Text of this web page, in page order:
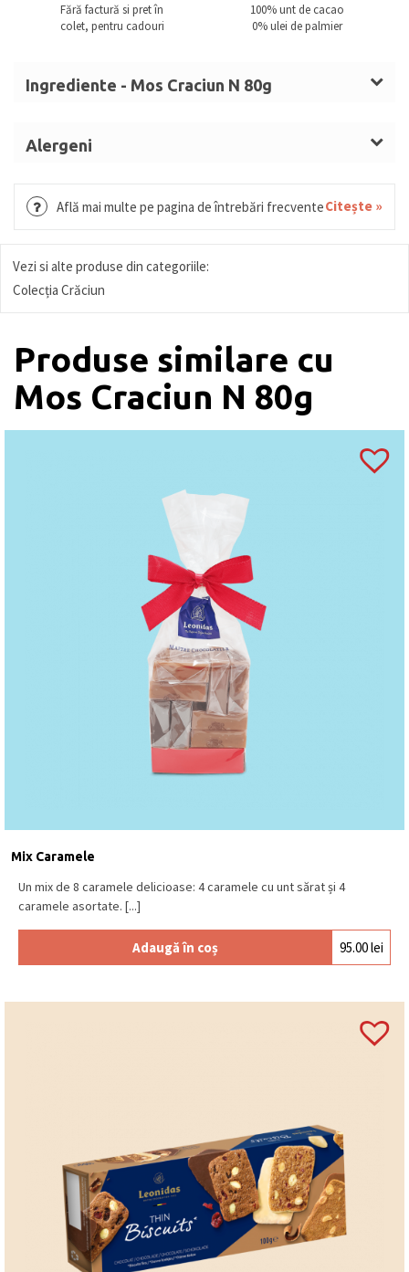
Fără factură si pret în
colet, pentru cadouri
100% unt de cacao
0% ulei de palmier
Ingrediente - Mos Craciun N 80g
cacao,
Alergeni
Află mai multe pe pagina de întrebări frecventeCitește »
Vezi si alte produse din categoriile:
Colecția Crăciun
Produse similare cu
Mos Craciun N 80g
Mix Caramele
Un mix de 8 caramele delicioase: 4 caramele cu unt sărat și 4
caramele asortate. [...]
Adaugă în coș 95.00lei